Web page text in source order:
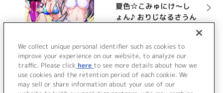
夏色☆こみゅにけ～し
ょん♪ おりじなるさうん
詳細を見る
VIEW MORE
We collect unique personal identifier such as cookies to
improve your experience on our website, to analyze our
traffic. Please click here to see more details about how we
use cookies and the retention period of each cookie. We
may sell or share information about your use of our